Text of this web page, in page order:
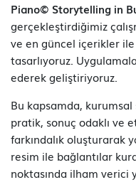
Piano© Storytelling in
gerçekleştirdiğimiz
ve en güncel içerikler
tasarlıyoruz.
ederek geliştiriyoruz.
Bu kapsamda,
pratik, sonuç odaklı ve
farkındalık oluşturarak
resim ile bağlantılar
noktasında ilham verici